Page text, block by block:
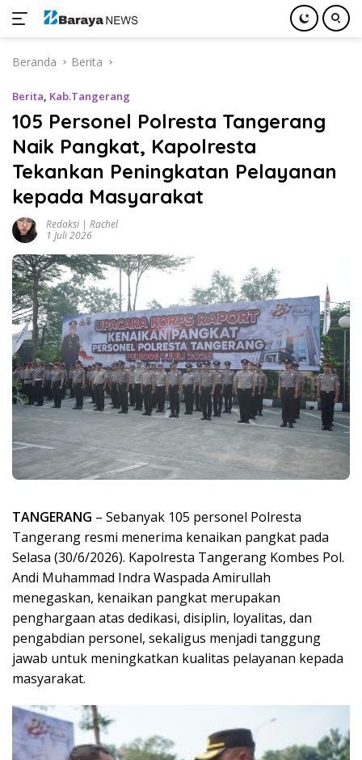
Beranda Berita
Berita, Kab.Tangerang
105 Personel Polresta Tangerang
Naik Pangkat, Kapolresta
Tekankan Peningkatan Pelayanan
kepada Masyarakat
Redaksi | Rachel
1 Juli 2026
TANGERANG – Sebanyak 105 personel Polresta
Tangerang resmi menerima kenaikan pangkat pada
Selasa (30/6/2026). Kapolresta Tangerang Kombes Pol.
Andi Muhammad Indra Waspada Amirullah
menegaskan, kenaikan pangkat merupakan
penghargaan atas dedikasi, disiplin, loyalitas, dan
pengabdian personel, sekaligus menjadi tanggung
jawab untuk meningkatkan kualitas pelayanan kepada
masyarakat.